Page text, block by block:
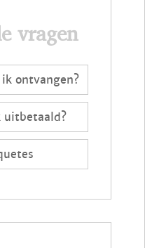
vragen
ontvangen?
uitbetaald?